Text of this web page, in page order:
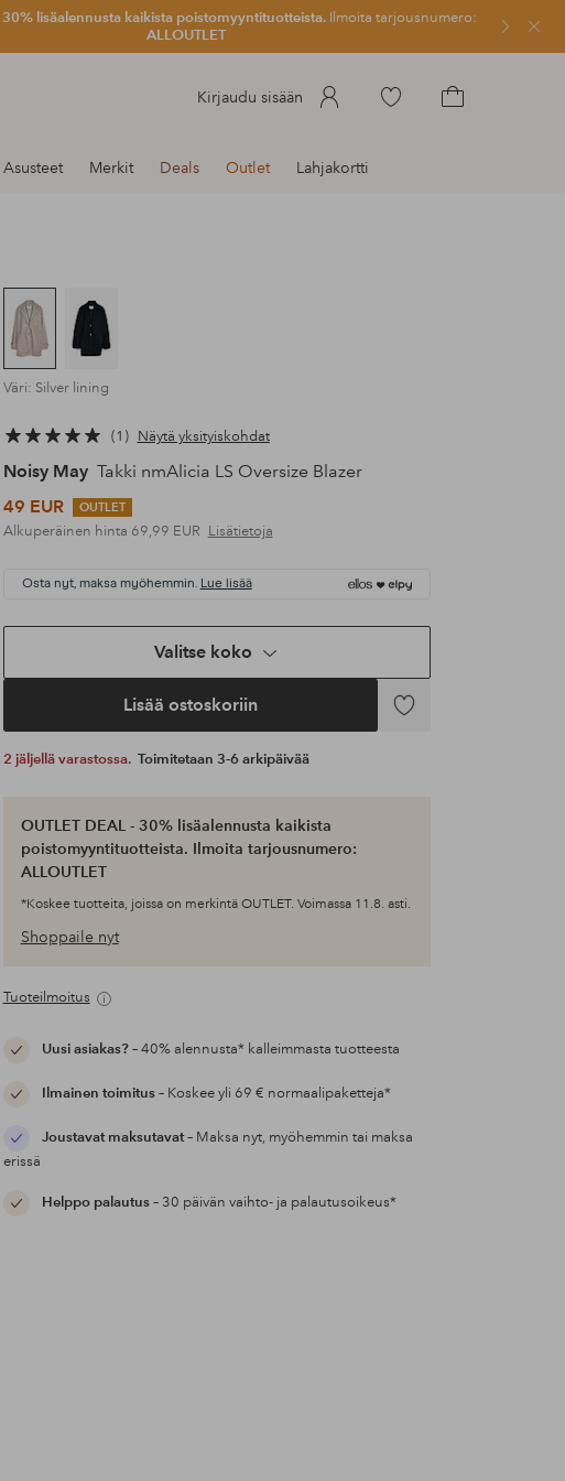
30% lisäalennusta kaikista poistomyyntituotteista.Ilmoita tarjousnumero:
ALLOUTLET
Sulje
Kirjaudu sisään
Siirry
Asusteet Merkit Deals Outlet Lahjakortti
Väri: Silver lining
1 Näytä yksityiskohdat
Noisy May Takki nmAlicia LS Oversize Blazer
49 EUR
OUTLET
Alkuperäinen hinta 69,99 EUR Lisätietoja
Osta nyt, maksa myöhemmin. Lue lisää
Valitse koko
Lisää ostoskoriin
Lisää
2 jäljellä varastossa. Toimitetaan 3-6 arkipäivää
OUTLET DEAL - 30% lisäalennusta kaikista
poistomyyntituotteista. Ilmoita tarjousnumero:
ALLOUTLET
*Koskee tuotteita, joissa on merkintä OUTLET. Voimassa 11.8. asti.
Shoppaile nyt
Tuoteilmoitus
Uusi asiakas?– 40% alennusta* kalleimmasta tuotteesta
Ilmainen toimitus– Koskee yli 69 € normaalipaketteja*
Joustavat maksutavat– Maksa nyt, myöhemmin tai maksa
erissä
Helppo palautus– 30 päivän vaihto- ja palautusoikeus*